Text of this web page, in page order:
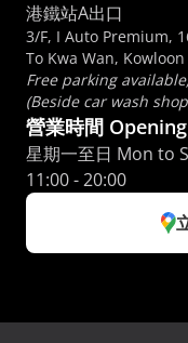
港鐵站A出口
3/F, I Auto Premium,
To Kwa Wan, Kowloon
Free parking
(Beside car wash
營業時間
星期一至日 Mon to
11:00 - 20:00